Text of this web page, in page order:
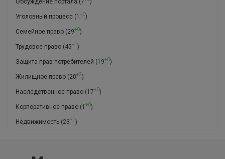
Уголовный процесс (1 +0)
Семейное право (29+0)
Трудовое право (45+1 )
Защита прав потребителей (19+0)
Жилищное право (20+2)
Наследственное право (17+0)
Корпоративное право (1 +0)
Недвижимость (23+1 )